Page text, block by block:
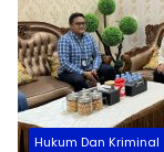
Hukum Dan Kriminal